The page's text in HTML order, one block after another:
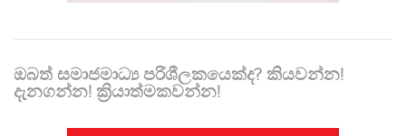
ඔබත් සමාජමාධ්‍ය පරිශීලකයෙක්ද? කියවන්න!
දැනගන්න! ක්‍රියාත්මකවන්න!